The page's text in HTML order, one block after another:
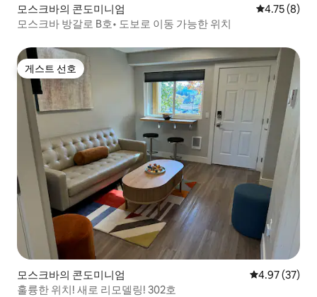
모스크바의 콘도미니엄 평점 4.75점
4.75 (8)
모스크바 방갈로 B호• 도보로 이동 가능한 위치
게스트 선호
게스트 선호
모스크바의 콘도미니엄 평점 4.97점(5
4.97 (37)
훌륭한 위치! 새로 리모델링! 302호